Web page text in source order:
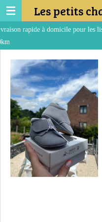
Passer
au
contenu
Les petits
les listes de naissance dans un